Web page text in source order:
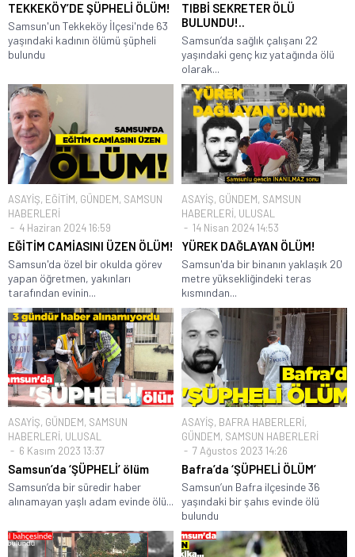
TEKKEKÖY’DE ŞÜPHELİ ÖLÜM!
Samsun'un Tekkeköy İlçesi'nde 63
yaşındaki kadının ölümü şüpheli
bulundu
TIBBİ SEKRETER ÖLÜ
BULUNDU!..
Samsun’da sağlık çalışanı 22
yaşındaki genç kız yatağında ölü
olarak...
ASAYİŞ, EĞİTİM, GÜNDEM, SAMSUN
HABERLERİ
4 Haziran 2024 16:59
EĞİTİM CAMİASINI ÜZEN ÖLÜM!
Samsun'da özel bir okulda görev
yapan öğretmen, yakınları
tarafından evinin...
ASAYİŞ, GÜNDEM, SAMSUN
HABERLERİ, ULUSAL
14 Nisan 2024 14:53
YÜREK DAĞLAYAN ÖLÜM!
Samsun'da bir binanın yaklaşık 20
metre yüksekliğindeki teras
kısmından...
ASAYİŞ, GÜNDEM, SAMSUN
HABERLERİ, ULUSAL
6 Kasım 2023 13:37
Samsun’da ‘ŞÜPHELİ’ ölüm
Samsun’da bir süredir haber
alınamayan yaşlı adam evinde ölü...
ASAYİŞ, BAFRA HABERLERİ,
GÜNDEM, SAMSUN HABERLERİ
7 Ağustos 2023 14:26
Bafra’da ‘ŞÜPHELİ ÖLÜM’
Samsun’un Bafra ilçesinde 36
yaşındaki bir şahıs evinde ölü
bulundu